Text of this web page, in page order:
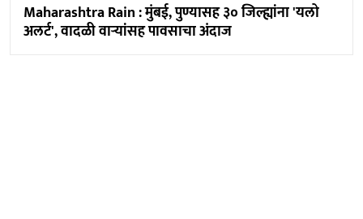
Maharashtra Rain : मुंबई, पुण्यासह ३० जिल्ह्यांना 'यलो
अलर्ट', वादळी वाऱ्यांसह पावसाचा अंदाज